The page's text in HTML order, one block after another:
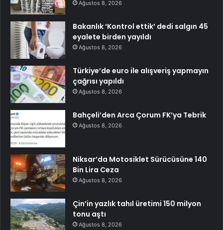
Ağustos 8, 2026
Bakanlık ‘Kontrol ettik’ dedi salgın 45
eyalete birden yayıldı
Ağustos 8, 2026
Türkiye’de euro ile alışveriş yapmayın
çağrısı yapıldı
Ağustos 8, 2026
Bahçeli’den Arca Çorum FK’ya Tebrik
Ağustos 8, 2026
Niksar’da Motosiklet Sürücüsüne 140
Bin Lira Ceza
Ağustos 8, 2026
Çin’in yazlık tahıl üretimi 150 milyon
tonu aştı
Ağustos 8, 2026